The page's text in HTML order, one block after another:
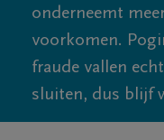
onderneemt
voorkomen.
fraude vallen
sluiten, dus blijf